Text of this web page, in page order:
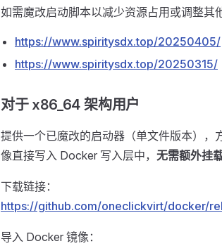
如需魔改启动脚本以减少资源占用或调整其
https://www.spiritysdx.top/20250405/
https://www.spiritysdx.top/20250315/
对于 x86_64 架构用户
提供一个已魔改的启动器（单文件版本）
像直接写入 Docker 写入层中， 无需额外挂
下载链接：
https://github.com/oneclickvirt/docker/
导入 Docker 镜像：